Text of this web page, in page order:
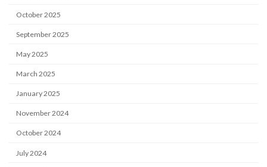
October 2025
September 2025
May 2025
March 2025
January 2025
November 2024
October 2024
July 2024